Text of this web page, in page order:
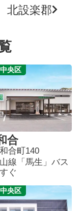
北設楽郡
央区
合
合町140
線「馬生」バス
ぐ
央区